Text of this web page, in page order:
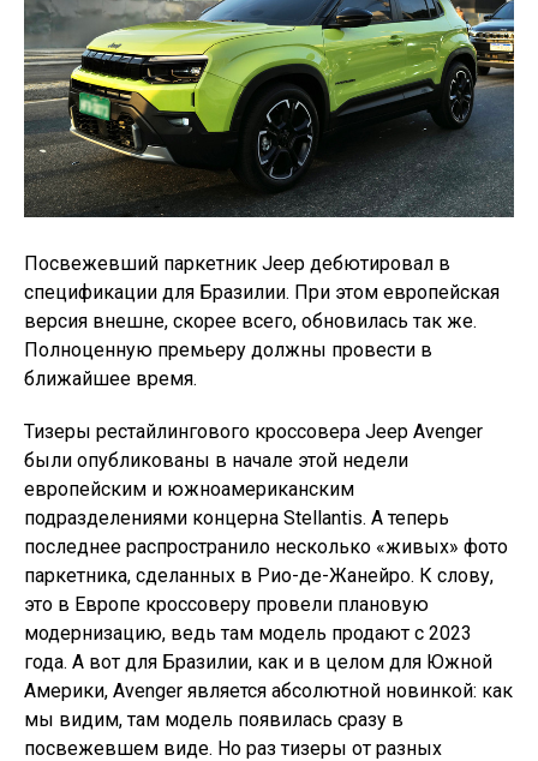
Посвежевший паркетник Jeep дебютировал в
спецификации для Бразилии. При этом европейская
версия внешне, скорее всего, обновилась так же.
Полноценную премьеру должны провести в
ближайшее время.
Тизеры рестайлингового кроссовера Jeep Avenger
были опубликованы в начале этой недели
европейским и южноамериканским
подразделениями концерна Stellantis. А теперь
последнее распространило несколько «живых» фото
паркетника, сделанных в Рио-де-Жанейро. К слову,
это в Европе кроссоверу провели плановую
модернизацию, ведь там модель продают с 2023
года. А вот для Бразилии, как и в целом для Южной
Америки, Avenger является абсолютной новинкой: как
мы видим, там модель появилась сразу в
посвежевшем виде. Но раз тизеры от разных